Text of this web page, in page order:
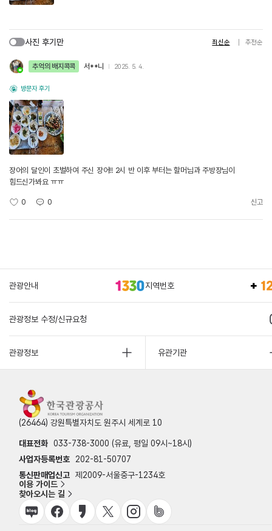
사진 후기만 최신순 추천순
추억의 배지콕콕 서**니 2025. 5. 4.
방문자 후기
장어의 달인이 초벌하여 주신 장어!! 2시 반 이후 부터는 할머님과 주방장님이
힘드신가봐요 ㅠㅠ
0 0 신고
관광안내 지역번호
관광정보 수정/신규요청
관광정보 유관기관
(26464) 강원특별자치도 원주시 세계로 10
대표전화 033-738-3000 (유료, 평일 09시~18시)
사업자등록번호
202-81-50707
통신판매업신고 제2009-서울중구-1234호
이용 가이드
찾아오시는 길